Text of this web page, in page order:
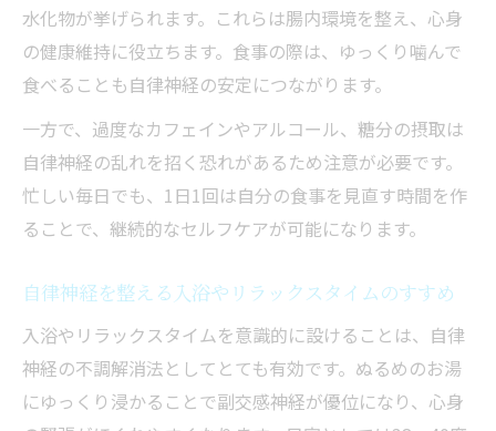
水化物が挙げられます。これらは腸内環境を整え、心身
の健康維持に役立ちます。食事の際は、ゆっくり噛んで
食べることも自律神経の安定につながります。
一方で、過度なカフェインやアルコール、糖分の摂取は
自律神経の乱れを招く恐れがあるため注意が必要です。
忙しい毎日でも、1日1回は自分の食事を見直す時間を作
ることで、継続的なセルフケアが可能になります。
自律神経を整える入浴やリラックスタイムのすすめ
入浴やリラックスタイムを意識的に設けることは、自律
神経の不調解消法としてとても有効です。ぬるめのお湯
にゆっくり浸かることで副交感神経が優位になり、心身